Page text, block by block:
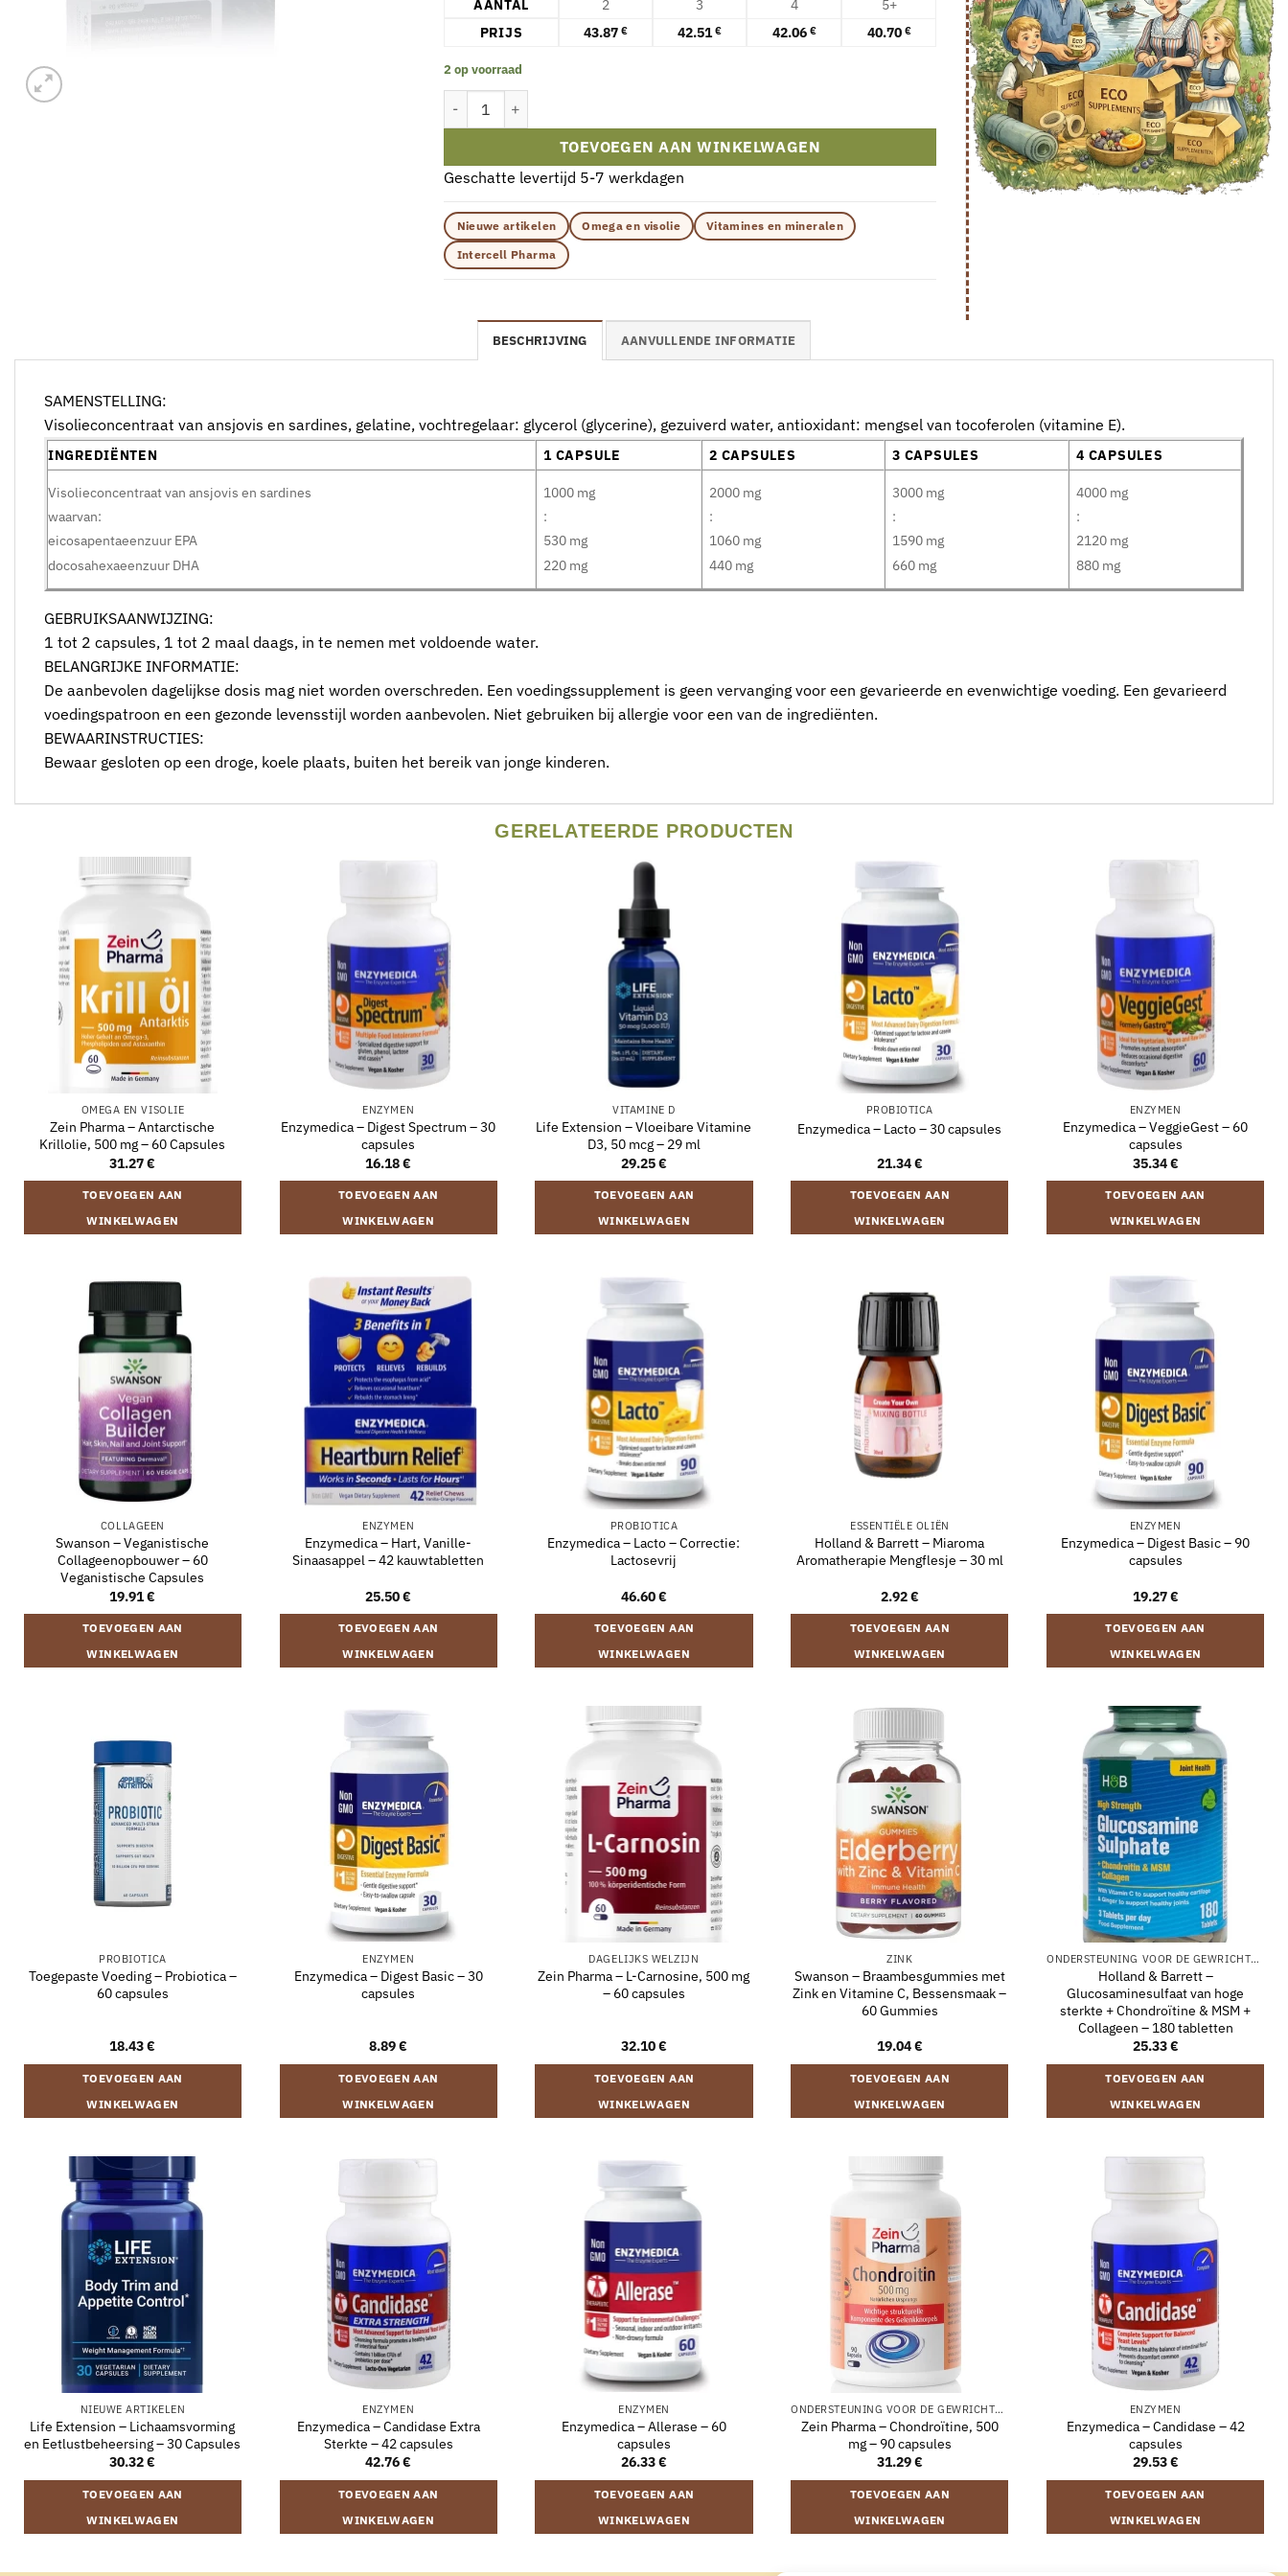
AANTAL 2 3 4
5+
PRIJS
43.87 € 42.51€ 42.06 € 40.70 €
2 op voorraad
TOEVOEGEN AAN WINKELWAGEN
Geschatte levertijd 5-7 werkdagen
Nieuwe artikelen Omega en visolie
Vitamines en mineralen
Intercell Pharma
BESCHRIJVING AANVULLENDE INFORMATIE
SAMENSTELLING:
Visolieconcentraat van ansjovis en sardines, gelatine, vochtregelaar: glycerol (glycerine), gezuiverd water, antioxidant: mengsel van tocoferolen (vitamine E).
INGREDIËNTEN 1 CAPSULE 2 CAPSULES 3 CAPSULES 4 CAPSULES
Visolieconcentraat van ansjovis en sardines
waarvan:
eicosapentaeenzuur EPA
docosahexaeenzuur DHA
1000 mg
:
530 mg
220 mg
2000 mg
:
1060 mg
440 mg
3000 mg
:
1590 mg
660 mg
4000 mg
:
2120 mg
880 mg
GEBRUIKSAANWIJZING:
1 tot 2 capsules, 1 tot 2 maal daags, in te nemen met voldoende water.
BELANGRIJKE INFORMATIE:
De aanbevolen dagelijkse dosis mag niet worden overschreden. Een voedingssupplement is geen vervanging voor een gevarieerde en evenwichtige voeding. Een gevarieerd
voedingspatroon en een gezonde levensstijl worden aanbevolen. Niet gebruiken bij allergie voor een van de ingrediënten.
BEWAARINSTRUCTIES:
Bewaar gesloten op een droge, koele plaats, buiten het bereik van jonge kinderen.
GERELATEERDE PRODUCTEN
OMEGA EN VISOLIE
Zein Pharma – Antarctische
Krillolie, 500 mg – 60 Capsules
31.27€
TOEVOEGEN AAN
WINKELWAGEN
ENZYMEN
Enzymedica – Digest Spectrum – 30
capsules
16.18€
TOEVOEGEN AAN
WINKELWAGEN
VITAMINE D
Life Extension – Vloeibare Vitamine
D3, 50 mcg – 29 ml
29.25€
TOEVOEGEN AAN
WINKELWAGEN
PROBIOTICA
Enzymedica – Lacto – 30 capsules
21.34€
TOEVOEGEN AAN
WINKELWAGEN
ENZYMEN
Enzymedica – VeggieGest – 60
capsules
35.34€
TOEVOEGEN AAN
WINKELWAGEN
COLLAGEEN
Swanson – Veganistische
Collageenopbouwer – 60
Veganistische Capsules
19.91€
TOEVOEGEN AAN
WINKELWAGEN
ENZYMEN
Enzymedica – Hart, Vanille-
Sinaasappel – 42 kauwtabletten
25.50€
TOEVOEGEN AAN
WINKELWAGEN
PROBIOTICA
Enzymedica – Lacto – Correctie:
Lactosevrij
46.60€
TOEVOEGEN AAN
WINKELWAGEN
ESSENTIËLE OLIËN
Holland & Barrett – Miaroma
Aromatherapie Mengflesje – 30 ml
2.92€
TOEVOEGEN AAN
WINKELWAGEN
ENZYMEN
Enzymedica – Digest Basic – 90
capsules
19.27€
TOEVOEGEN AAN
WINKELWAGEN
PROBIOTICA
Toegepaste Voeding – Probiotica –
60 capsules
18.43€
TOEVOEGEN AAN
WINKELWAGEN
ENZYMEN
Enzymedica – Digest Basic – 30
capsules
8.89€
TOEVOEGEN AAN
WINKELWAGEN
DAGELIJKS WELZIJN
Zein Pharma – L-Carnosine, 500 mg
– 60 capsules
32.10€
TOEVOEGEN AAN
WINKELWAGEN
ZINK
Swanson – Braambesgummies met
Zink en Vitamine C, Bessensmaak –
60 Gummies
19.04€
TOEVOEGEN AAN
WINKELWAGEN
ONDERSTEUNING VOOR DE GEWRICHTEN
Holland & Barrett –
Glucosaminesulfaat van hoge
sterkte + Chondroïtine & MSM +
Collageen – 180 tabletten
25.33€
TOEVOEGEN AAN
WINKELWAGEN
NIEUWE ARTIKELEN
Life Extension – Lichaamsvorming
en Eetlustbeheersing – 30 Capsules
30.32€
TOEVOEGEN AAN
WINKELWAGEN
ENZYMEN
Enzymedica – Candidase Extra
Sterkte – 42 capsules
42.76€
TOEVOEGEN AAN
WINKELWAGEN
ENZYMEN
Enzymedica – Allerase – 60
capsules
26.33€
TOEVOEGEN AAN
WINKELWAGEN
ONDERSTEUNING VOOR DE GEWRICHTEN
Zein Pharma – Chondroïtine, 500
mg – 90 capsules
31.29€
TOEVOEGEN AAN
WINKELWAGEN
ENZYMEN
Enzymedica – Candidase – 42
capsules
29.53€
TOEVOEGEN AAN
WINKELWAGEN